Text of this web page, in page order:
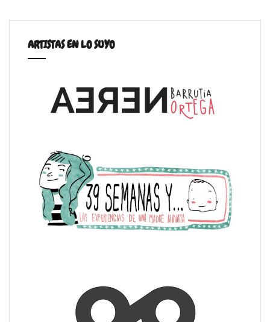
ARTISTAS EN LO SUYO